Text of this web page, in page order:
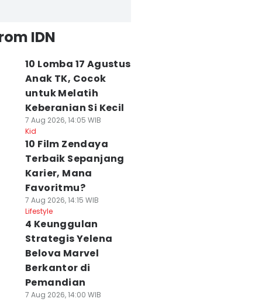
IDN
10 Lomba 17 Agustus
Anak TK, Cocok
untuk Melatih
Keberanian Si Kecil
7 Aug 2026, 14:05 WIB
Kid
10 Film Zendaya
Terbaik Sepanjang
Karier, Mana
Favoritmu?
7 Aug 2026, 14:15 WIB
Lifestyle
4 Keunggulan
Strategis Yelena
Belova Marvel
Berkantor di
Pemandian
7 Aug 2026, 14:00 WIB